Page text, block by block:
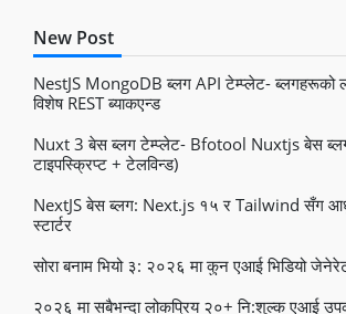
New Post
NestJS MongoDB ब्लग API टेम्प्लेट- ब्लगहरूको
विशेष REST ब्याकएन्ड
Nuxt 3 बेस ब्लग टेम्प्लेट- Bfotool Nuxtjs बेस
टाइपस्क्रिप्ट + टेलविन्ड)
NextJS बेस ब्लग: Next.js १५ र Tailwind सँग
स्टार्टर
सोरा बनाम भियो ३: २०२६ मा कुन एआई भिडियो
२०२६ मा सबैभन्दा लोकप्रिय २०+ नि:शुल्क एआई